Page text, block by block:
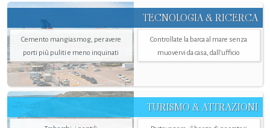
TECNOLOGIA & RICERCA
Cemento mangiasmog, per avere
porti più puliti e meno inquinati
Controllate la barca al mare senza
muovervi da casa, dall’ufficio
TURISMO & ATTRAZIONI